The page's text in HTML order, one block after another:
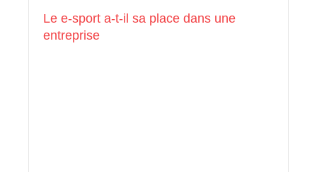
Le e-sport a-t-il sa place dans une
entreprise